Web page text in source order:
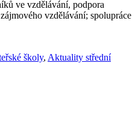
ve vzdělávání, podpora
vzdělávání; spolupráce
školy, Aktuality střední